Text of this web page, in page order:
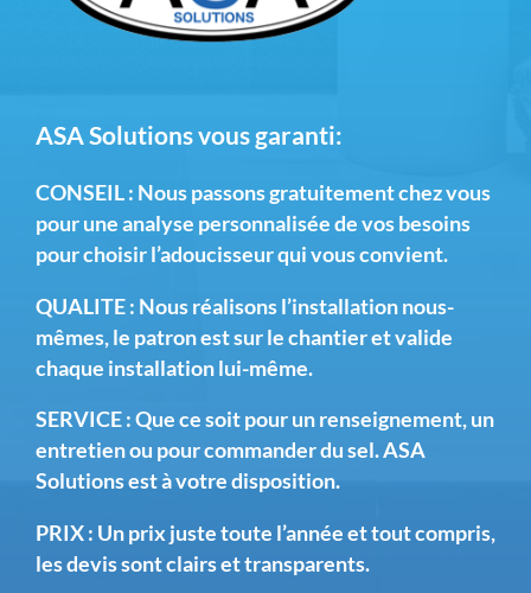
ASA Solutions vous garanti:
CONSEIL : Nous passons gratuitement chez vous
pour une analyse personnaliséede vos besoins
pour choisir l’adoucisseur qui vous convient.
QUALITE : Nous réalisons l’installation nous-
mêmes,le patron est sur le chantieret valide
chaque installation lui-même.
SERVICE : Que ce soit pour un renseignement, un
entretien ou pour commander du sel. ASA
Solutions est à votre disposition.
PRIX : Un prix juste toute l’année et tout compris,
les devis sont clairs et transparents.